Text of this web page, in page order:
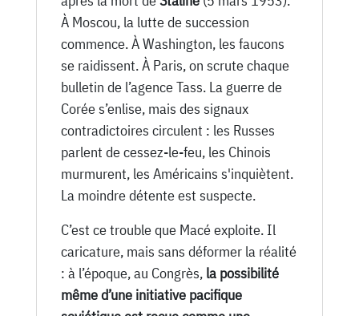
À Moscou, la lutte de succession
commence. À Washington, les faucons
se raidissent. À Paris, on scrute chaque
bulletin de l’agence Tass. La guerre de
Corée s’enlise, mais des signaux
contradictoires circulent : les Russes
parlent de cessez-le-feu, les Chinois
murmurent, les Américains s'inquiètent.
La moindre détente est suspecte.
C’est ce trouble que Macé exploite. Il
caricature, mais sans déformer la réalité
: à l’époque, au Congrès, la possibilité
même d’une initiative pacifique